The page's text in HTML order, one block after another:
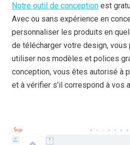
Notre outil de conception est
Avec ou sans expérience en
personnaliser les produits en
de télécharger votre design,
utiliser nos modèles et polices
conception, vous êtes autorisé à
et à vérifier s'il correspond à vos